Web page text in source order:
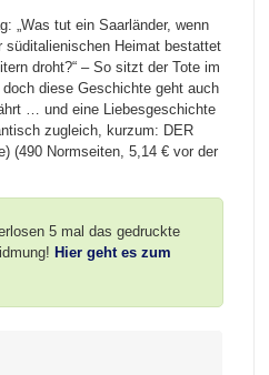
„Was tut ein Saarländer, wenn
Heimat bestattet
droht?“ – So sitzt der Tote im
diese Geschichte geht auch
… und eine Liebesgeschichte
zugleich, kurzum: DER
(490 Normseiten, 5,14 € vor der
5 mal das gedruckte
Hier geht es zum